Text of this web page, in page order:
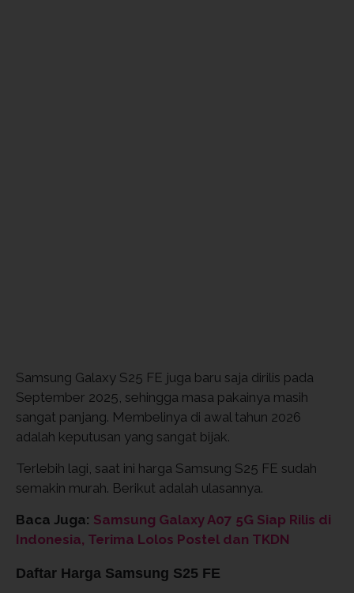
Samsung Galaxy S25 FE juga baru saja dirilis pada
September 2025, sehingga masa pakainya masih
sangat panjang. Membelinya di awal tahun 2026
adalah keputusan yang sangat bijak.
Terlebih lagi, saat ini harga Samsung S25 FE sudah
semakin murah. Berikut adalah ulasannya.
Baca Juga: Samsung Galaxy A07 5G Siap Rilis di
Indonesia, Terima Lolos Postel dan TKDN
Daftar Harga Samsung S25 FE